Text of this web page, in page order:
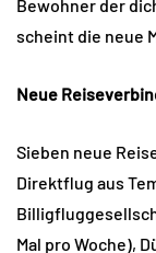
Bewohner der
scheint die neue
Neue
Sieben neue
Direktflug aus
Mal pro Woche),